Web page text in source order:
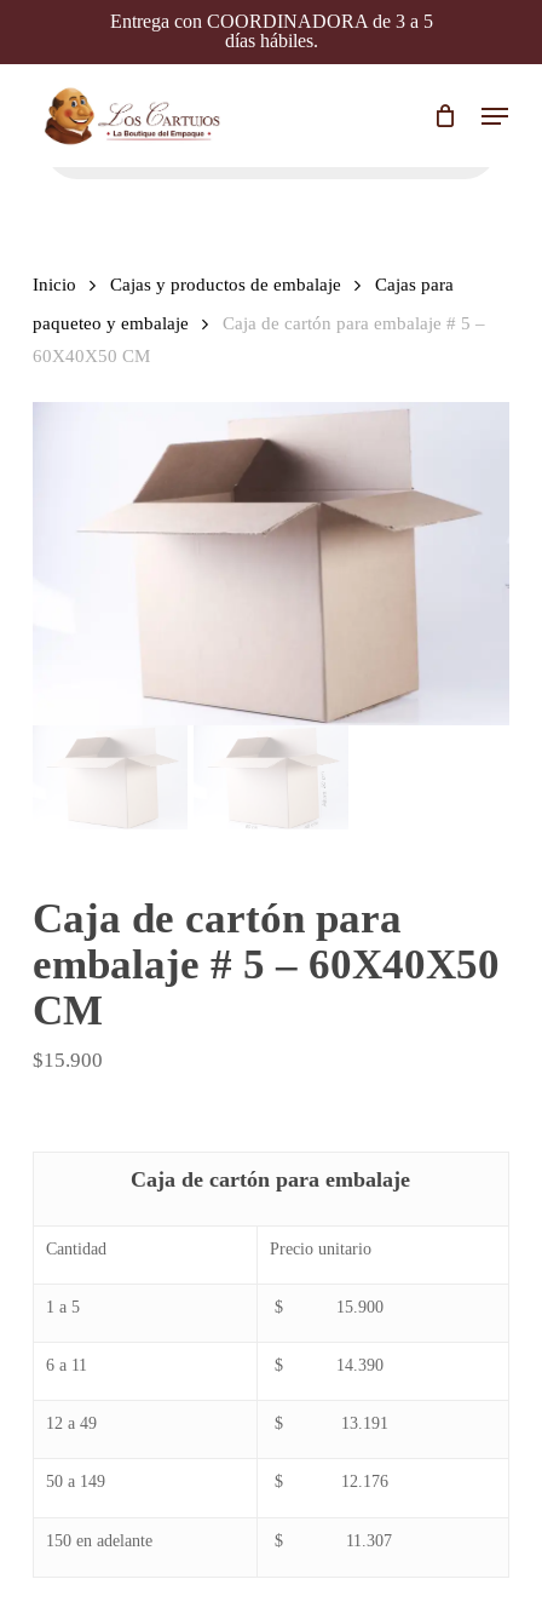
Entrega con COORDINADORA de 3 a 5
días hábiles.
Menu
Búsqueda
de
Inicio Cajas y productos de embalaje
Cajas para
paqueteo y embalaje
Caja de cartón para embalaje # 5 –
60X40X50 CM
Caja de cartón para
embalaje # 5 – 60X40X50
CM
$15.900
Caja de cartón para embalaje
Cantidad Precio unitario
1 a 5 $ 15.900
6 a 11 $ 14.390
12 a 49 $ 13.191
50 a 149 $ 12.176
150 en adelante $ 11.307